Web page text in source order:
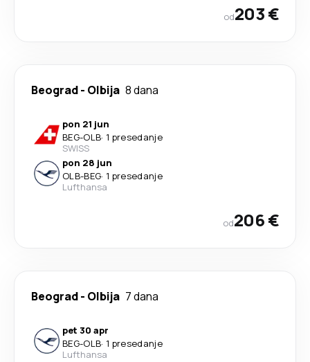
od203 €
Beograd- Olbija 8 dana
pon 21 jun
BEG-OLB· 1 presedanje
SWISS
pon 28 jun
OLB-BEG· 1 presedanje
Lufthansa
od206 €
Beograd- Olbija 7 dana
pet 30 apr
BEG-OLB· 1 presedanje
Lufthansa